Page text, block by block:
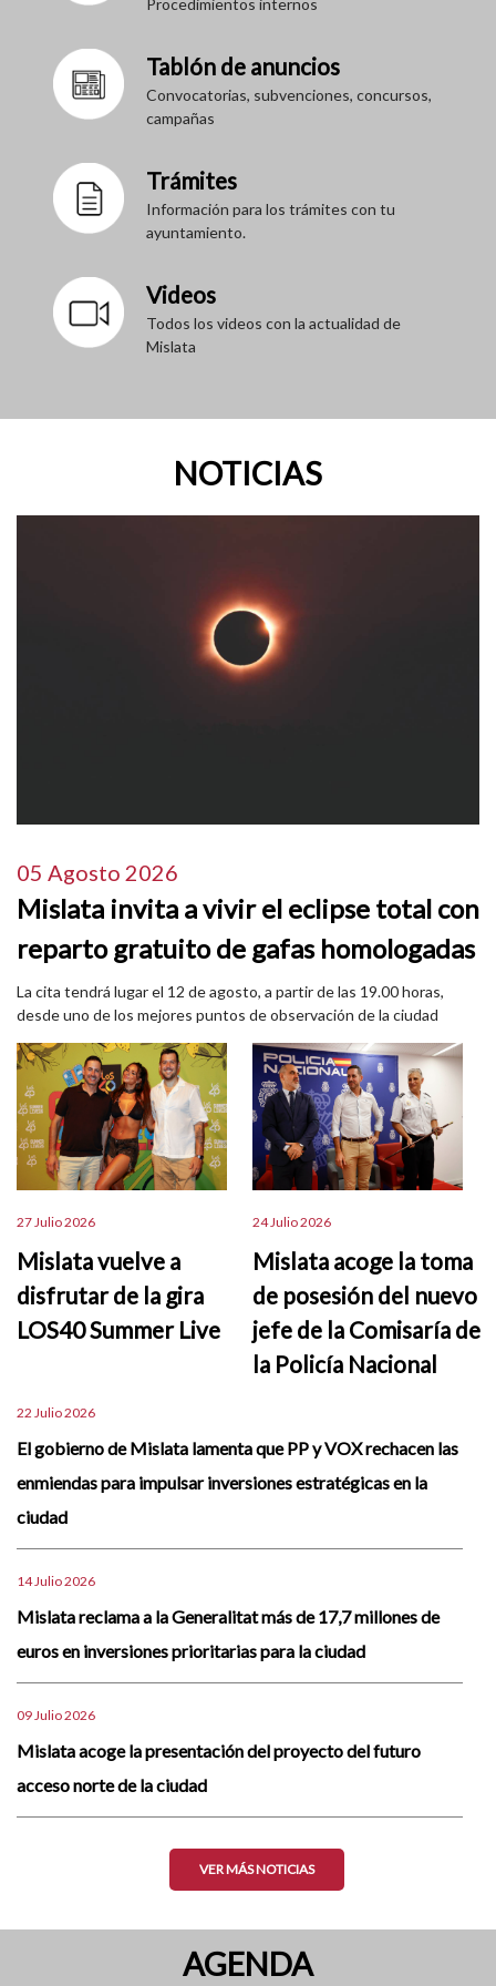
Tablón de anuncios
Convocatorias, subvenciones, concursos,
campañas
Trámites
Información para los trámites con tu
ayuntamiento.
Videos
Todos los videos con la actualidad de
Mislata
NOTICIAS
05 Agosto 2026
Mislata invita a vivir el eclipse total con
reparto gratuito de gafas homologadas
La cita tendrá lugar el 12 de agosto, a partir de las 19.00 horas,
desde uno de los mejores puntos de observación de la ciudad
27 Julio 2026
Mislata vuelve a
disfrutar de la gira
LOS40 Summer Live
24 Julio 2026
Mislata acoge la toma
de posesión del nuevo
jefe de la Comisaría de
la Policía Nacional
22 Julio 2026
El gobierno de Mislata lamenta que PP y VOX rechacen las
enmiendas para impulsar inversiones estratégicas en la
ciudad
14 Julio 2026
Mislata reclama a la Generalitat más de 17,7 millones de
euros en inversiones prioritarias para la ciudad
09 Julio 2026
Mislata acoge la presentación del proyecto del futuro
acceso norte de la ciudad
VER MÁS NOTICIAS
AGENDA